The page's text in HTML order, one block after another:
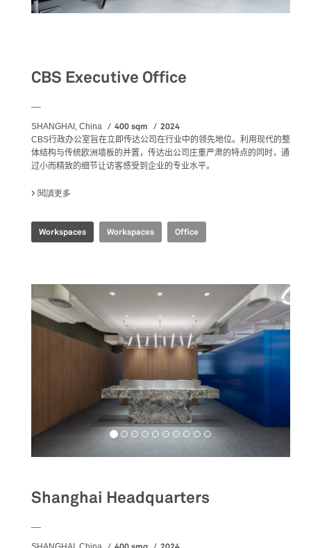
CBS Executive Office
SHANGHAI, China 400 sqm 2024
CBS行政办公室旨在立即传达公司在行业中的领先地位。利用现代的整
体结构与传统欧洲墙板的并置，传达出公司庄重严肃的特点的同时，通
过小而精致的细节让访客感受到企业的专业水平。
閱讀更多
Workspaces Workspaces Office
Shanghai Headquarters